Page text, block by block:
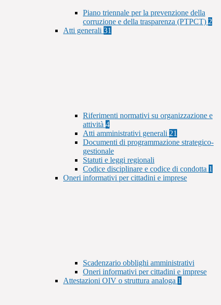
Piano triennale per la prevenzione della
corruzione e della trasparenza (PTPCT) 2
Atti generali 31
Riferimenti normativi su organizzazione e
attività 4
Atti amministrativi generali 21
Documenti di programmazione strategico-
gestionale
Statuti e leggi regionali
Codice disciplinare e codice di condotta 1
Oneri informativi per cittadini e imprese
Scadenzario obblighi amministrativi
Oneri informativi per cittadini e imprese
Attestazioni OIV o struttura analoga 1